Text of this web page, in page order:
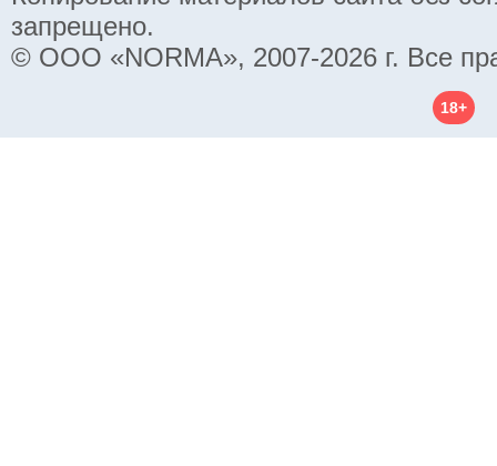
запрещено.
© ООО «NORMA», 2007-2026 г. Все
18+